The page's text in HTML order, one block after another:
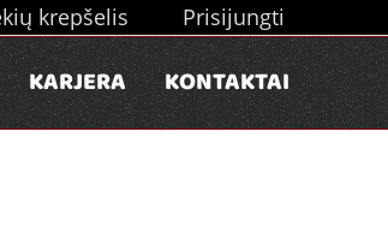
krepšelis Prisijungti
KARJERA KONTAKTAI